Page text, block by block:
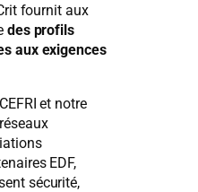
fournit aux
des profils
aux exigences
et notre
EDF,
sécurité,